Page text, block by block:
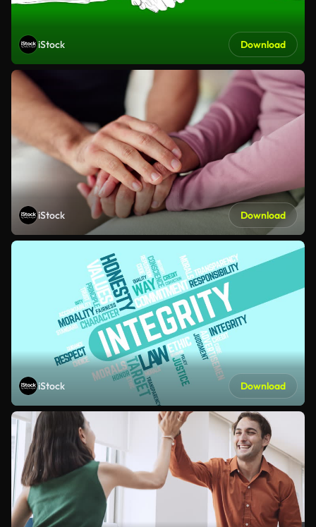
iStock Download
iStock Download
iStock Download